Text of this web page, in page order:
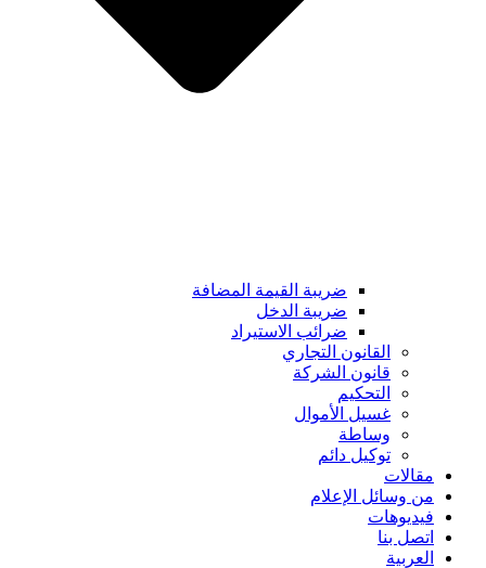
ضريبة القيمة المضافة
ضريبة الدخل
ضرائب الاستيراد
القانون التجاري
قانون الشركة
التحكيم
غسيل الأموال
وساطة
توكيل دائم
مقالات
من وسائل الإعلام
فيديوهات
اتصل بنا
العربية